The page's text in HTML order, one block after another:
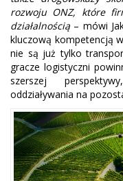
rozwoju ONZ, które
działalnością – mówi
kluczową kompetencją
nie są już tylko
gracze logistyczni
szerszej
oddziaływania na